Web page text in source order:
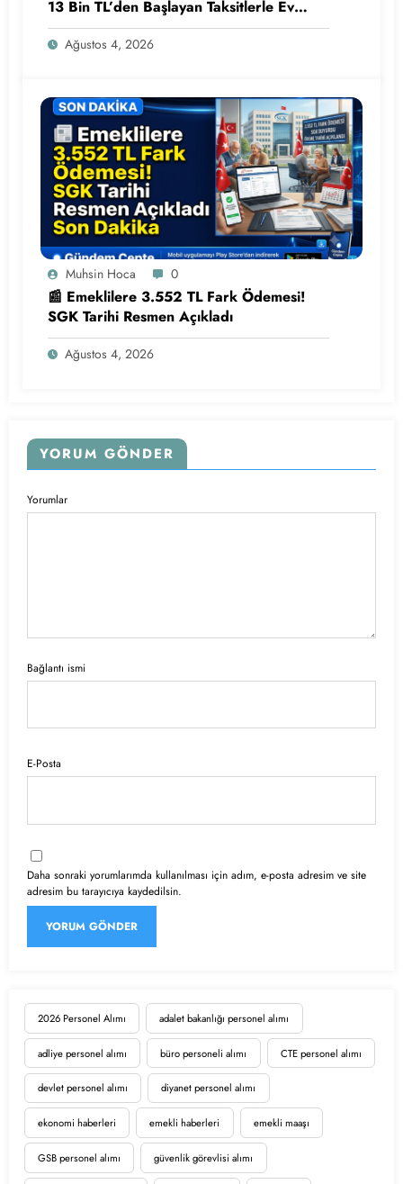
2026 Personel Alımı adalet bakanlığı personel alımı
adliye personel alımı büro personeli alımı CTE personel alımı
devlet personel alımı diyanet personel alımı
ekonomi haberleri emekli haberleri emekli maaşı
GSB personel alımı güvenlik görevlisi alımı
13 Bin TL’den Başlayan Taksitlerle Ev
Sahibi Olma Fırsatı
Ağustos 4, 2026
Muhsin Hoca 0
📰 Emeklilere 3.552 TL Fark Ödemesi!
SGK Tarihi Resmen Açıkladı
Ağustos 4, 2026
YORUM GÖNDER
Yorumlar
Bağlantı ismi
E-Posta
Daha sonraki yorumlarımda kullanılması için adım, e-posta adresim ve site
adresim bu tarayıcıya kaydedilsin.